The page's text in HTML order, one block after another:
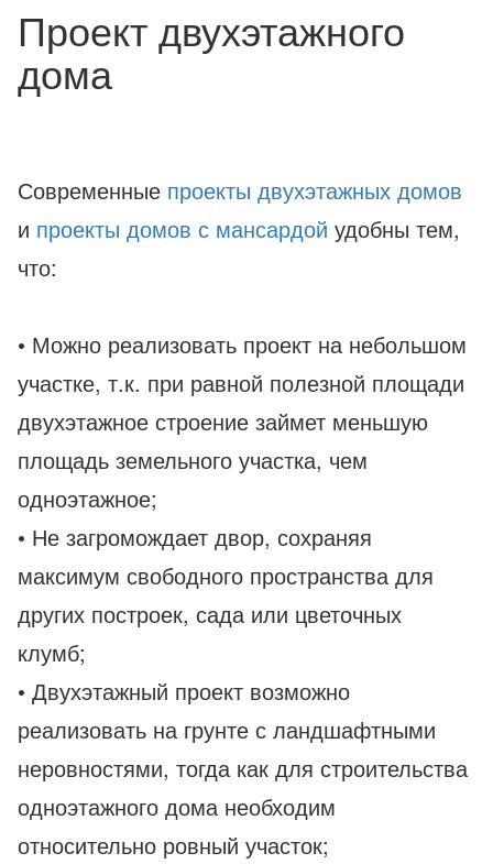
Проект двухэтажного
дома
Современные проекты двухэтажных домов
и проекты домов с мансардой удобны тем,
что:
• Можно реализовать проект на небольшом
участке, т.к. при равной полезной площади
двухэтажное строение займет меньшую
площадь земельного участка, чем
одноэтажное;
• Не загромождает двор, сохраняя
максимум свободного пространства для
других построек, сада или цветочных
клумб;
• Двухэтажный проект возможно
реализовать на грунте с ландшафтными
неровностями, тогда как для строительства
одноэтажного дома необходим
относительно ровный участок;